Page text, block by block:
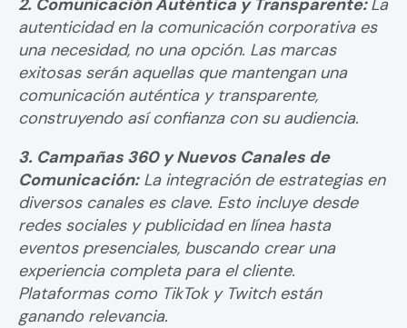
2. Comunicación Auténtica y Transparente:La
autenticidad en la comunicación corporativa es
una necesidad, no una opción. Las marcas
exitosas serán aquellas que mantengan una
comunicación auténtica y transparente,
construyendo así confianza con su audiencia.
3. Campañas 360 y Nuevos Canales de
Comunicación:La integración de estrategias en
diversos canales es clave. Esto incluye desde
redes sociales y publicidad en línea hasta
eventos presenciales, buscando crear una
experiencia completa para el cliente.
Plataformas como TikTok y Twitch están
ganando relevancia.